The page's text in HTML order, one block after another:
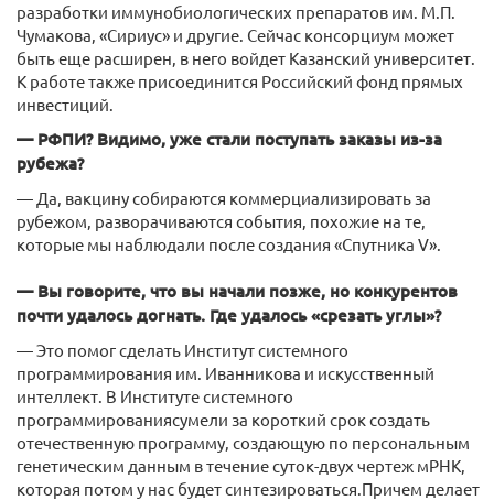
разработки иммунобиологических препаратов им. М.П.
Чумакова, «Сириус» и другие. Сейчас консорциум может
быть еще расширен, в него войдет Казанский университет.
К работе также присоединится Российский фонд прямых
инвестиций.
— РФПИ? Видимо, уже стали поступать заказы из-за
рубежа?
— Да, вакцину собираются коммерциализировать за
рубежом, разворачиваются события, похожие на те,
которые мы наблюдали после создания «Спутника V».
— Вы говорите, что вы начали позже, но конкурентов
почти удалось догнать. Где удалось «срезать углы»?
— Это помог сделать Институт системного
программирования им. Иванникова и искусственный
интеллект. В Институте системного
программированиясумели за короткий срок создать
отечественную программу, создающую по персональным
генетическим данным в течение суток-двух чертеж мРНК,
которая потом у нас будет синтезироваться.Причем делает